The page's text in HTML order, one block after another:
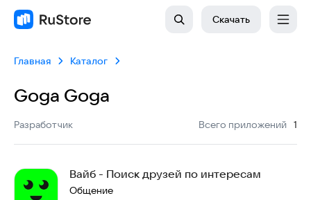
Скачать
Главная Каталог
Goga Goga
Разработчик Всего приложений
: 1
Вайб - Поиск друзей по интересам
Общение